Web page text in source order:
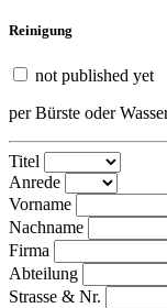
Reinigung
not published yet
per Bürste oder
Titel
Anrede
Vorname
Nachname
Firma
Abteilung
Strasse & Nr.